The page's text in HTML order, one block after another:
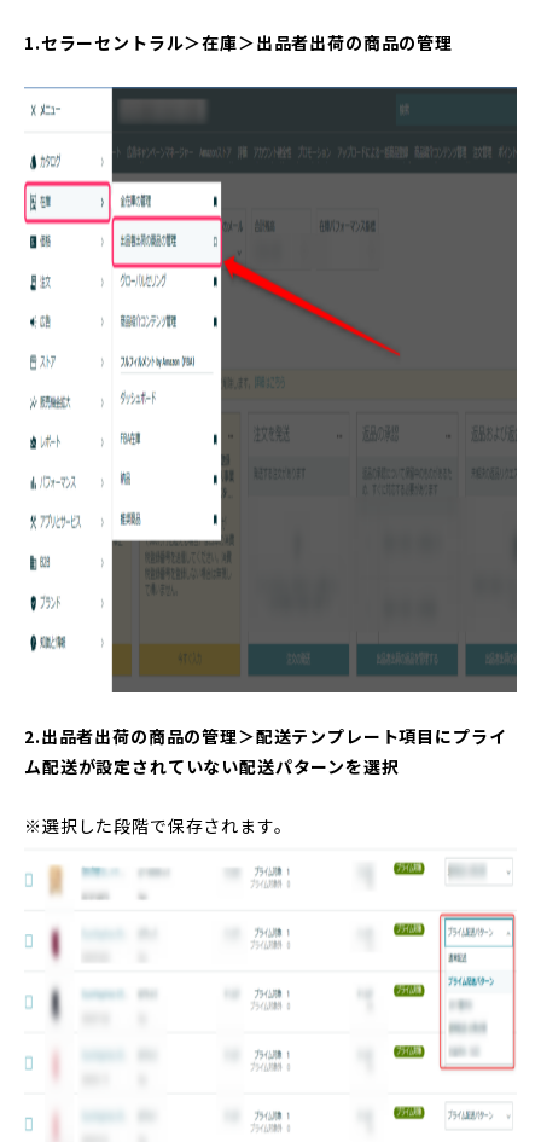
1.セラーセントラル＞在庫＞出品者出荷の商品の管理
2.出品者出荷の商品の管理＞配送テンプレート項目にプライ
ム配送が設定されていない配送パターンを選択
※選択した段階で保存されます。